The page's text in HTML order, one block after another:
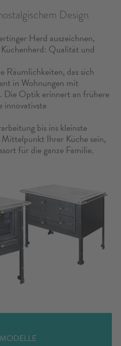
Design
Herd auszeichnen,
Qualität und
das sich
in Wohnungen mit
Die Optik erinnert an frühere
innovativste
bis ins kleinste
Ihrer Küche sein,
für die ganze Familie.